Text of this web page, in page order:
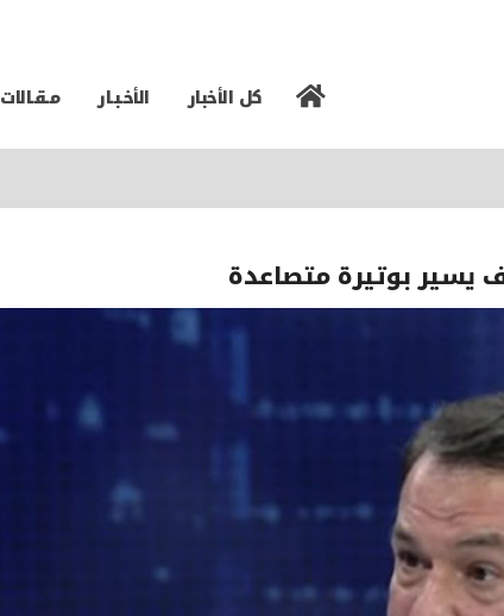
كل الأخبار الأخـبـار مـقـالات
يسير بوتيرة متصاعدة